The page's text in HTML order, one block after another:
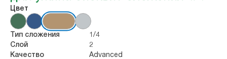
Цвет
Тип сложения 1/4
Слой 2
Качество
Advanced